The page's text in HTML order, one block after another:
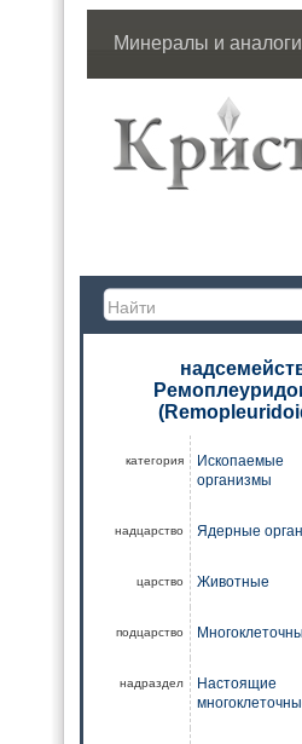
Минералы и аналоги
категория
Ископаемые
организмы
надцарство Ядерные
царство Животные
подцарство
надраздел
Настоящие